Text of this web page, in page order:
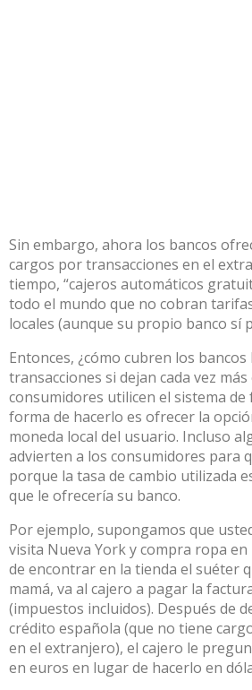
Sin embargo, ahora los bancos
cargos por transacciones en el
tiempo, “cajeros automáticos
todo el mundo que no cobran
locales (aunque su propio banco sí
Entonces, ¿cómo cubren los
transacciones si dejan cada vez más
consumidores utilicen el sistema
forma de hacerlo es ofrecer la
moneda local del usuario. Incluso
advierten a los consumidores para
porque la tasa de cambio utilizada
que le ofrecería su banco.
Por ejemplo, supongamos que
visita Nueva York y compra ropa
de encontrar en la tienda el suéter
mamá, va al cajero a pagar la
(impuestos incluidos). Después de
crédito española (que no tiene
en el extranjero), el cajero le
en euros en lugar de hacerlo en